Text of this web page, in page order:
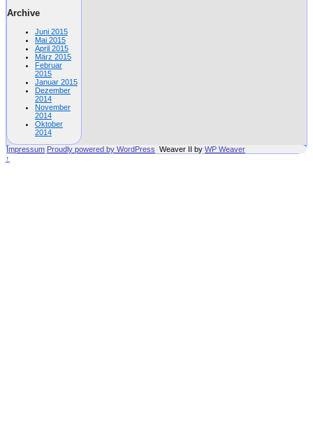
Archive
Juni 2015
Mai 2015
April 2015
März 2015
Februar
2015
Januar 2015
Dezember
2014
November
2014
Oktober
2014
Impressum Proudly powered by WordPress Weaver II by WP Weaver
↑